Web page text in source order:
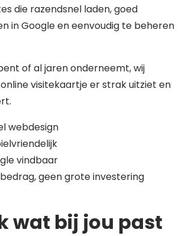
die razendsnel laden, goed
in Google en eenvoudig te beheren
of al jaren onderneemt, wij
visitekaartje er strak uitziet en
webdesign
vindbaar
geen grote investering
wat bij jou past